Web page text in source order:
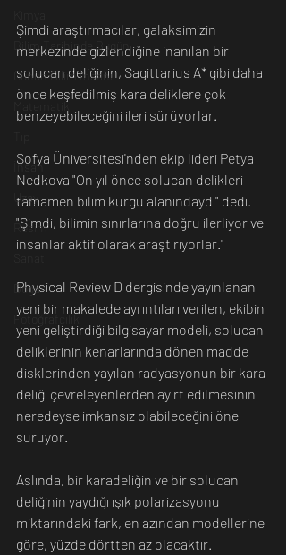
Bilim Tarihinde Bugün
Günün Bilim İnsanı
Matematik
İnsan
Uzay
Resim
Doğa
Fotoğrafçılık
Şimdi araştırmacılar, galaksimizin
merkezinde gizlendiğine inanılan bir
solucan deliğinin, Sagittarius A* gibi daha
önce keşfedilmiş kara deliklere çok
benzeyebileceğini ileri sürüyorlar.
Sofya Üniversitesi'nden ekip lideri Petya
Nedkova "On yıl önce solucan delikleri
tamamen bilim kurgu alanındaydı" dedi.
"Şimdi, bilimin sınırlarına doğru ilerliyor ve
insanlar aktif olarak araştırıyorlar."
Physical Review D dergisinde yayınlanan
yeni bir makalede ayrıntıları verilen, ekibin
yeni geliştirdiği bilgisayar modeli, solucan
deliklerinin kenarlarında dönen madde
disklerinden yayılan radyasyonun bir kara
deliği çevreleyenlerden ayırt edilmesinin
neredeyse imkansız olabileceğini öne
sürüyor.
Aslında, bir karadeliğin ve bir solucan
deliğinin yaydığı ışık polarizasyonu
miktarındaki fark, en azından modellerine
göre, yüzde dörtten az olacaktır.